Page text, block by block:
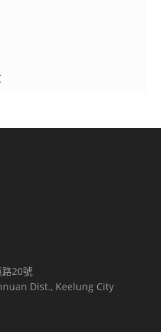
20號
Dist., Keelung City